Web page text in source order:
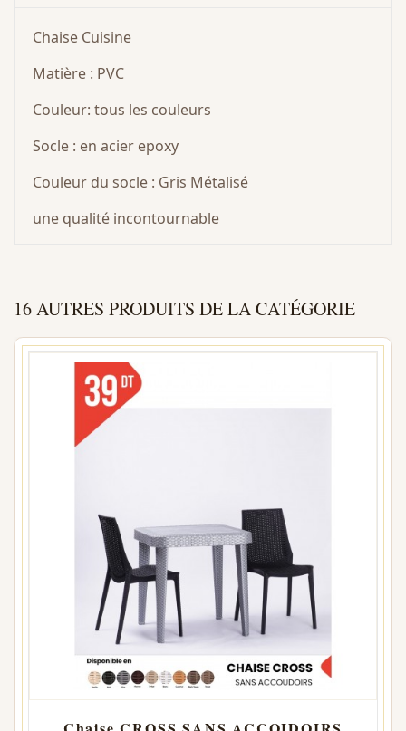
Chaise Cuisine
Matière : PVC
Couleur: tous les couleurs
Socle : en acier epoxy
Couleur du socle : Gris Métalisé
une qualité incontournable
16 AUTRES PRODUITS DE LA CATÉGORIE